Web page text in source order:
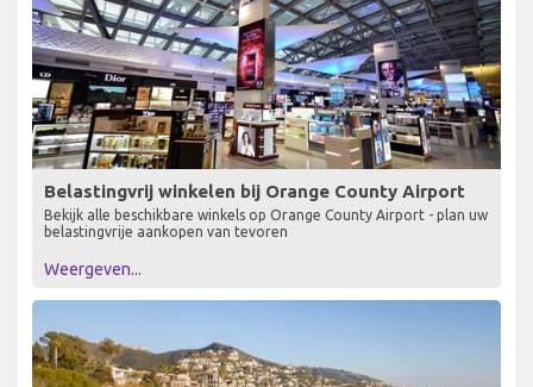
Belastingvrij winkelen bij Orange County Airport
Bekijk alle beschikbare winkels op Orange County Airport - plan uw
belastingvrije aankopen van tevoren
Weergeven...